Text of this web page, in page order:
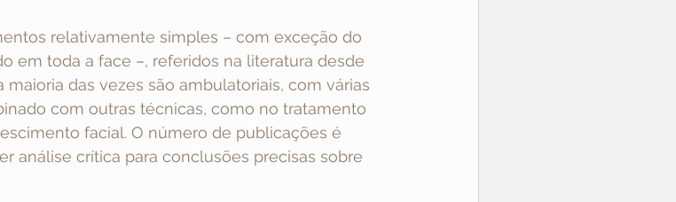
relativamente simples – com exceção do
em toda a face –, referidos na literatura desde
maioria das vezes são ambulatoriais, com várias
com outras técnicas, como no tratamento
facial. O número de publicações é
análise crítica para conclusões precisas sobre